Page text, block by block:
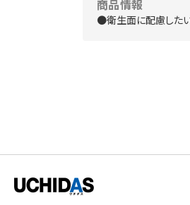
商品情報
●衛生面に配慮したい